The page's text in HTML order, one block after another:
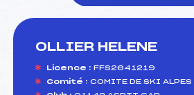
OLLIER HELENE
Licence : FFS2641219
Comité : COMITE DE SKI ALPES